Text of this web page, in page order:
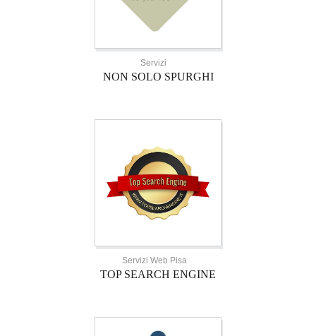
Servizi
NON SOLO SPURGHI
Servizi Web Pisa
TOP SEARCH ENGINE